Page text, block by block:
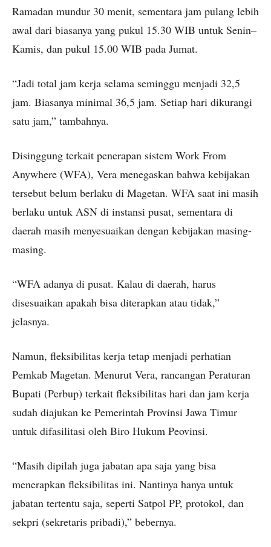
Ramadan mundur 30 menit, sementara jam pulang lebih
awal dari biasanya yang pukul 15.30 WIB untuk Senin–
Kamis, dan pukul 15.00 WIB pada Jumat.
“Jadi total jam kerja selama seminggu menjadi 32,5
jam. Biasanya minimal 36,5 jam. Setiap hari dikurangi
satu jam,” tambahnya.
Disinggung terkait penerapan sistem Work From
Anywhere (WFA), Vera menegaskan bahwa kebijakan
tersebut belum berlaku di Magetan. WFA saat ini masih
berlaku untuk ASN di instansi pusat, sementara di
daerah masih menyesuaikan dengan kebijakan masing-
masing.
“WFA adanya di pusat. Kalau di daerah, harus
disesuaikan apakah bisa diterapkan atau tidak,”
jelasnya.
Namun, fleksibilitas kerja tetap menjadi perhatian
Pemkab Magetan. Menurut Vera, rancangan Peraturan
Bupati (Perbup) terkait fleksibilitas hari dan jam kerja
sudah diajukan ke Pemerintah Provinsi Jawa Timur
untuk difasilitasi oleh Biro Hukum Peovinsi.
“Masih dipilah juga jabatan apa saja yang bisa
menerapkan fleksibilitas ini. Nantinya hanya untuk
jabatan tertentu saja, seperti Satpol PP, protokol, dan
sekpri (sekretaris pribadi),” bebernya.